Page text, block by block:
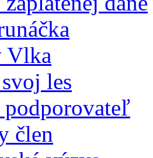
Vlka
les
podporovateľ
člen